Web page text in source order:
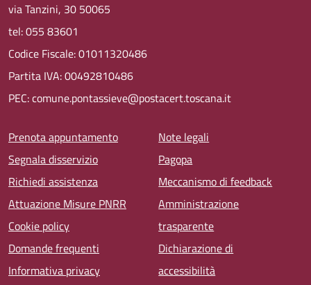
via Tanzini, 30 50065
tel: 055 83601
Codice Fiscale: 01011320486
Partita IVA: 00492810486
PEC: comune.pontassieve@postacert.toscana.it
Menu piè di pagina
Prenota appuntamento
Segnala disservizio
Richiedi assistenza
Attuazione Misure PNRR
Cookie policy
Domande frequenti
Informativa privacy
Note legali
Pagopa
Meccanismo di feedback
Amministrazione
trasparente
Dichiarazione di
accessibilità